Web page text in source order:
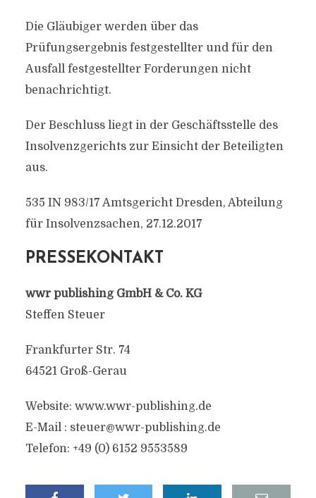
Die Gläubiger werden über das
Prüfungsergebnis festgestellter und für den
Ausfall festgestellter Forderungen nicht
benachrichtigt.
Der Beschluss liegt in der Geschäftsstelle des
Insolvenzgerichts zur Einsicht der Beteiligten
aus.
535 IN 983/17 Amtsgericht Dresden, Abteilung
für Insolvenzsachen, 27.12.2017
PRESSEKONTAKT
wwr publishing GmbH & Co. KG
Steffen Steuer
Frankfurter Str. 74
64521 Groß-Gerau
Website: www.wwr-publishing.de
E-Mail : steuer@wwr-publishing.de
Telefon: +49 (0) 6152 9553589